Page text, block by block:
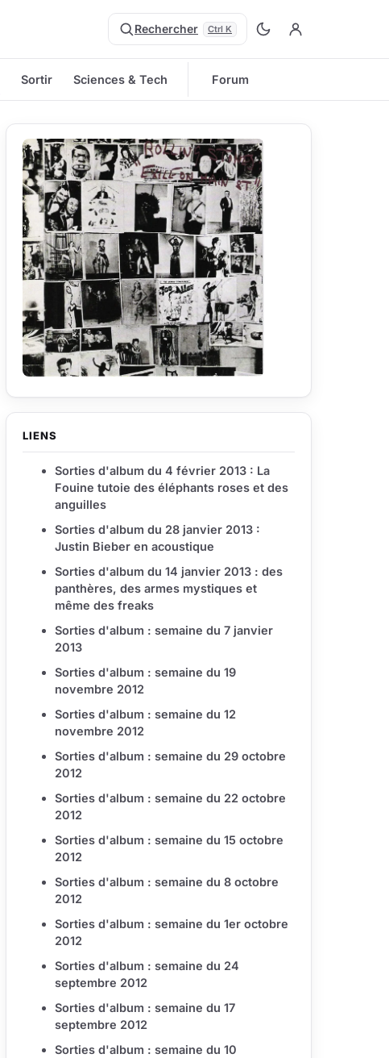
Rechercher Ctrl K
Sortir Sciences & Tech Forum
LIENS
Sorties d'album du 4 février 2013 : La
Fouine tutoie des éléphants roses et des
anguilles
Sorties d'album du 28 janvier 2013 :
Justin Bieber en acoustique
Sorties d'album du 14 janvier 2013 : des
panthères, des armes mystiques et
même des freaks
Sorties d'album : semaine du 7 janvier
2013
Sorties d'album : semaine du 19
novembre 2012
Sorties d'album : semaine du 12
novembre 2012
Sorties d'album : semaine du 29 octobre
2012
Sorties d'album : semaine du 22 octobre
2012
Sorties d'album : semaine du 15 octobre
2012
Sorties d'album : semaine du 8 octobre
2012
Sorties d'album : semaine du 1er octobre
2012
Sorties d'album : semaine du 24
septembre 2012
Sorties d'album : semaine du 17
septembre 2012
Sorties d'album : semaine du 10